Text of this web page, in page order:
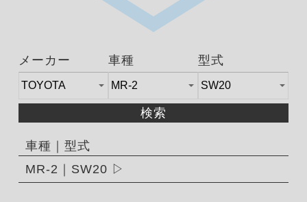
メーカー 車種 型式
検索
車種｜型式
MR-2｜SW20